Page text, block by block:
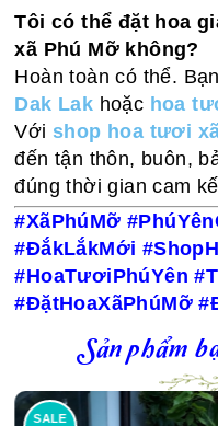
Tôi có thể đặt hoa
xã Phú Mỡ không?
Hoàn toàn có thể.
Dak Lak hoặc hoa
Với shop hoa tươi
đến tận thôn, buôn,
đúng thời gian cam
#XãPhúMỡ
#ĐắkLắkMới
#HoaTươiPhúYên
#ĐặtHoaXãPhúMỡ
Sản phẩm
SALE